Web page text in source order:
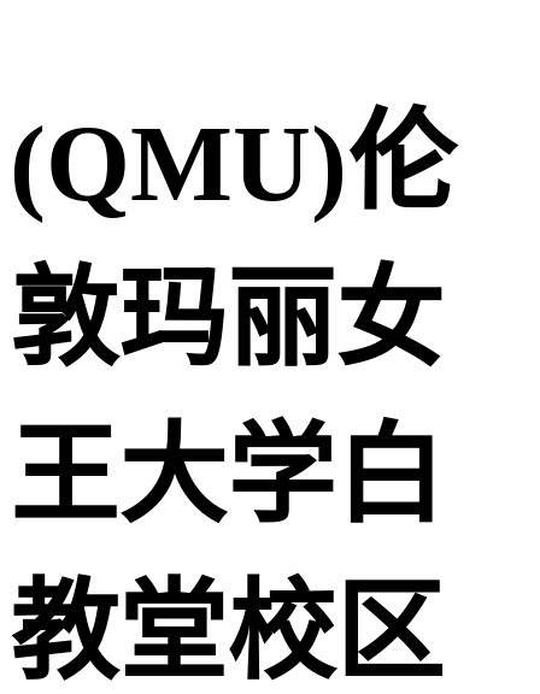
(QMU)伦
敦玛丽女
王大学白
教堂校区